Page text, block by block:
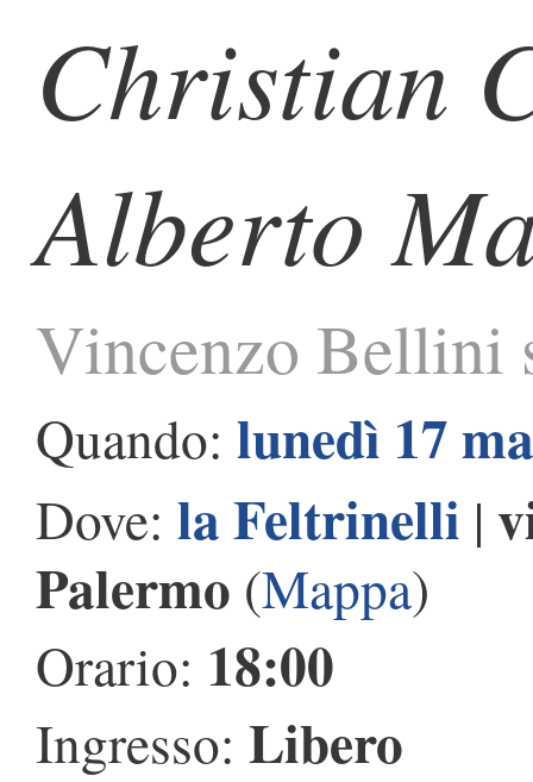
Christian
Alberto
Vincenzo Bellini
Quando: lunedì 17
Dove: la Feltrinelli |
Palermo (Mappa)
Orario: 18:00
Ingresso: Libero